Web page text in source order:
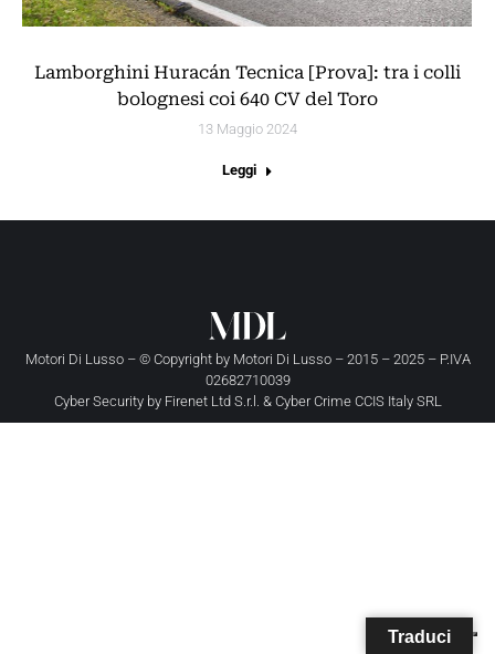
Lamborghini Huracán Tecnica [Prova]: tra i colli
bolognesi coi 640 CV del Toro
13 Maggio 2024
Leggi
Motori Di Lusso – © Copyright by Motori Di Lusso– 2015 – 2025 – P.IVA
02682710039
Cyber Security by Firenet Ltd S.r.l. & Cyber Crime CCIS Italy SRL
Traduci